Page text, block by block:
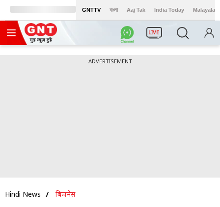
GNTTV বাংলা Aaj Tak India Today Malayalam
LIVE
ADVERTISEMENT
Hindi News बिजनेस